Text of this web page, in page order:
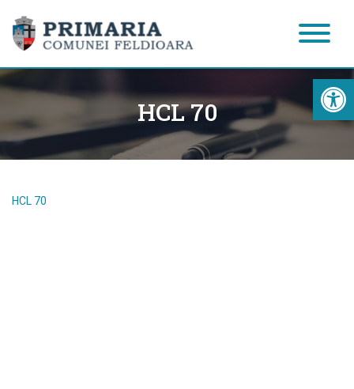
HCL 70
HCL 70